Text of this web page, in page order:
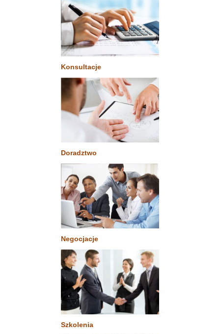
Konsultacje
Doradztwo
Negocjacje
Szkolenia